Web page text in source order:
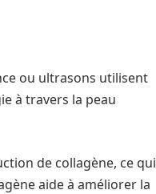
ou ultrasons utilisent
à travers la peau
de collagène, ce qui
aide à améliorer la